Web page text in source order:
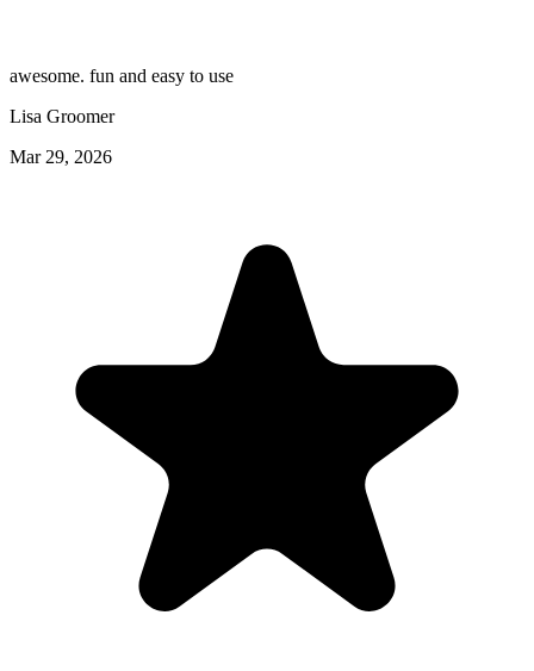
awesome. fun and easy to use
Lisa Groomer
Mar 29, 2026